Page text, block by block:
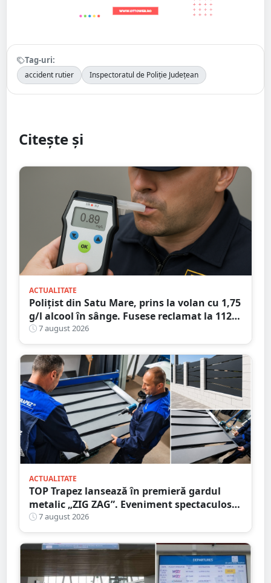
Tag-uri:
accident rutier Inspectoratul de Poliție Județean
Citește și
ACTUALITATE
Polițist din Satu Mare, prins la volan cu 1,75
g/l alcool în sânge. Fusese reclamat la 112
că circula pe contrasens
7 august 2026
ACTUALITATE
TOP Trapez lansează în premieră gardul
metalic „ZIG ZAG”. Eveniment spectaculos
în Grădina Romei
7 august 2026